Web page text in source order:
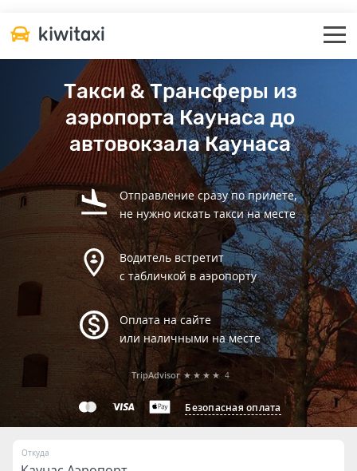
Такси & Трансферы из
аэропорта Каунаса до
автовокзала Каунаса
Отправление сразу по прилете,
не нужно искать такси на месте
Водитель встретит
с табличкой в аэропорту
Оплата на сайте
или наличными на месте
Безопасная оплата
TripAdvisor ★★★★ 4
Откуда